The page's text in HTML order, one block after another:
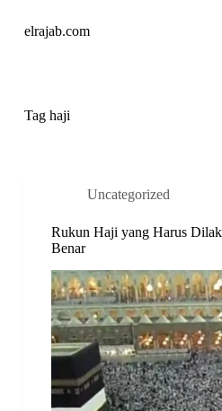
kelrajab.com
Taghaji
Uncategorized
Rukun Haji yang Harus
Benar